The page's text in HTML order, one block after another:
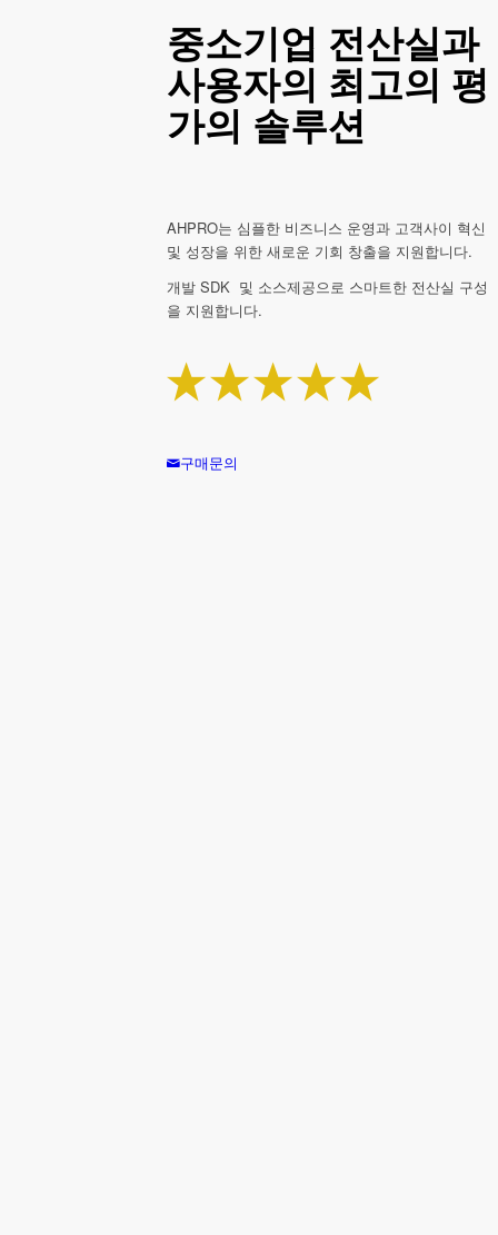
중소기업 전산실과
사용자의 최고의 평
가의 솔루션
AHPRO는 심플한 비즈니스 운영과 고객사이 혁신
및 성장을 위한 새로운 기회 창출을 지원합니다.
개발 SDK 및 소스제공으로 스마트한 전산실 구성
을 지원합니다.
구매문의